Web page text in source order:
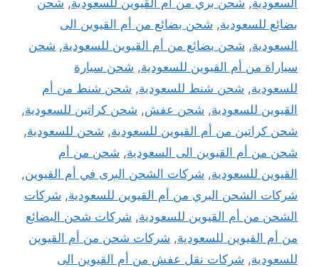
بضائع للسعودية, شحن بضائع من أم القيوين الى
السعودية, شحن بضائع من أم القيوين للسعودية, شحن
سياراة من أم القيوين للسعودية, شحن سيارة
للسعودية, شحن شنط للسعودية, شحن شنط من أم
القيوين للسعودية, شحن عفش, شحن كراتين للسعودية,
شحن كراتين من أم القيوين للسعودية, شحن للسعودية,
شحن من أم القيوين الى السعودية, شحن من أم
القيوين للسعودية, شركات الشحن البرى في أم القيوين,
شركات الشحن البري من أم القيوين للسعودية, شركات
الشحن من أم القيوين للسعودية, شركات شحن البضائع
من أم القيوين للسعودية, شركات شحن من أم القيوين
للسعودية, شركات نقل عفش من أم القيوين الى